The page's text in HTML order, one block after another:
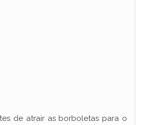
de atrair as borboletas para o